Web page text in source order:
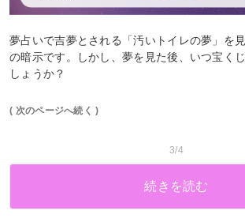
夢占いで吉夢とされる「汚いトイレの夢」を
の暗示です。しかし、夢を見た後、いつ宝く
しょうか？
( 次のページへ続く )
3/4
続きを読む